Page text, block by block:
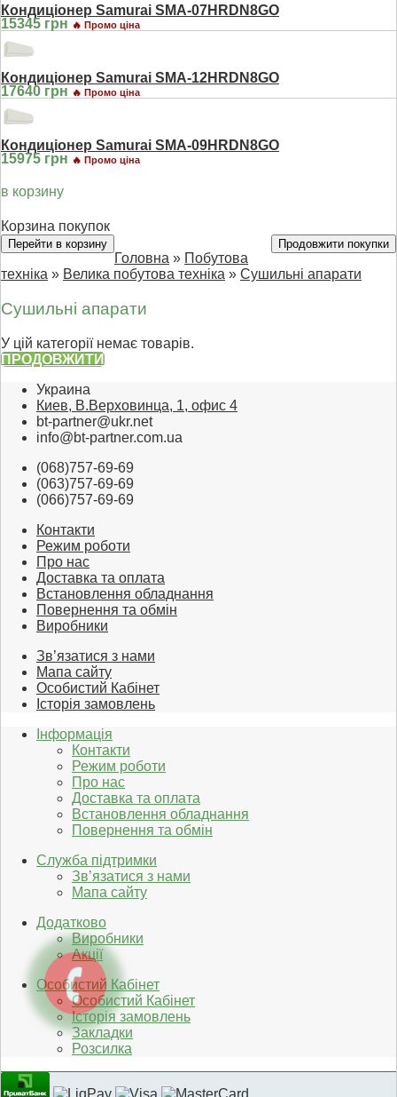
Кондиціонер Samurai SMA-07HRDN8GO
15345 грн 🔥 Промо ціна
Кондиціонер Samurai SMA-12HRDN8GO
17640 грн 🔥 Промо ціна
Кондиціонер Samurai SMA-09HRDN8GO
15975 грн 🔥 Промо ціна
в корзину
Корзина покупок
Перейти в корзину Продовжити покупки
Головна » Побутова
техніка » Велика побутова техніка » Сушильні апарати
Сушильні апарати
У цій категорії немає товарів.
ПРОДОВЖИТИ
Украина
Киев, В.Верховинца, 1, офис 4
bt-partner@ukr.net
info@bt-partner.com.ua
(068)757-69-69
(063)757-69-69
(066)757-69-69
Контакти
Режим роботи
Про нас
Доставка та оплата
Встановлення обладнання
Повернення та обмін
Виробники
Зв’язатися з нами
Мапа сайту
Особистий Кабінет
Історія замовлень
Інформація
Контакти
Режим роботи
Про нас
Доставка та оплата
Встановлення обладнання
Повернення та обмін
Служба підтримки
Зв’язатися з нами
Мапа сайту
Додатково
Виробники
Акції
Особистий Кабінет
Особистий Кабінет
Історія замовлень
Закладки
Розсилка